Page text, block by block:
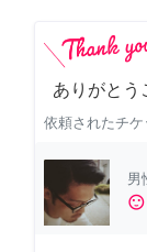
ありがとう
依頼されたチケ
男
sentiment_satisfied